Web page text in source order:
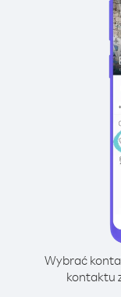
Wybrać
kontaktu